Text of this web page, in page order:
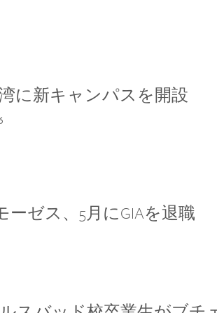
に新キャンパスを開設
ーゼス、5月にGIAを退職